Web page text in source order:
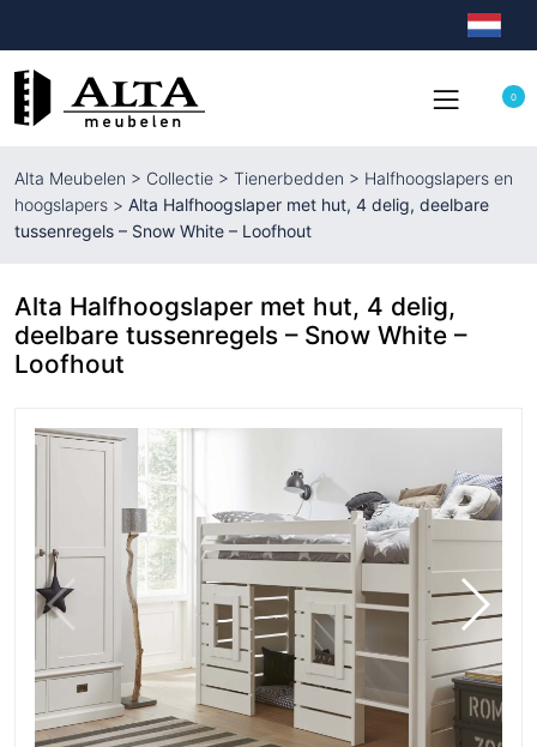
0
Alta Meubelen > Collectie > Tienerbedden > Halfhoogslapers en
hoogslapers > Alta Halfhoogslaper met hut, 4 delig, deelbare
tussenregels – Snow White – Loofhout
Alta Halfhoogslaper met hut, 4 delig,
deelbare tussenregels – Snow White –
Loofhout